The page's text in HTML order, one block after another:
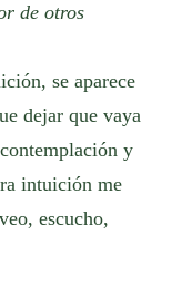
de otros
se aparece
dejar que vaya
y
intuición me
escucho,